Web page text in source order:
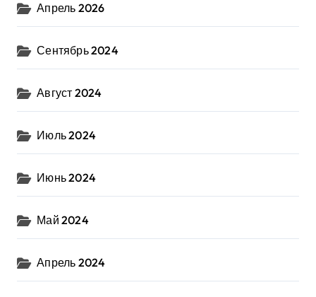
Апрель 2026
Сентябрь 2024
Август 2024
Июль 2024
Июнь 2024
Май 2024
Апрель 2024